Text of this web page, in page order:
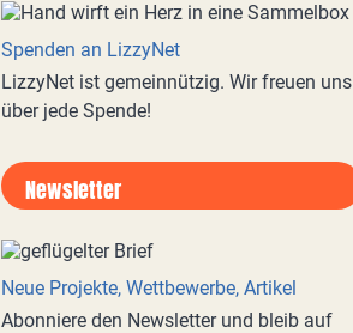
Spenden an LizzyNet
LizzyNet ist gemeinnützig. Wir freuen uns
über jede Spende!
Newsletter
Neue Projekte, Wettbewerbe, Artikel
Abonniere den Newsletter und bleib auf